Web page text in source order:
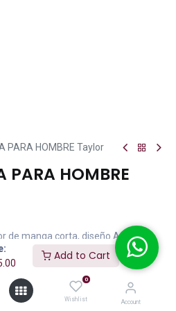
Add to Cart
0
Wishlist Account
PARA HOMBRE Taylor
PARA HOMBRE
de manga corta, diseño Anvil 980
tela de algodón color negro talla